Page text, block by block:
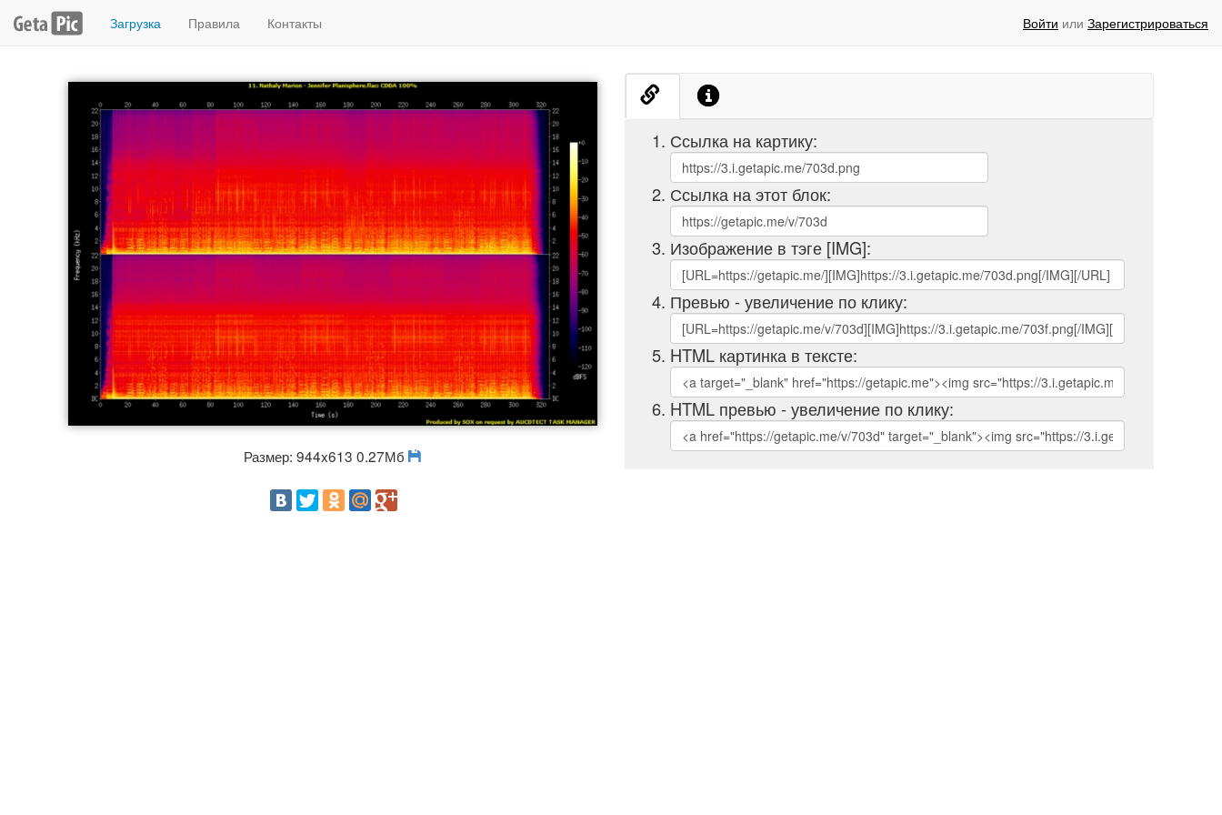
Загрузка Правила Контакты Войти или Зарегистрироваться
Размер: 944x613 0.27Мб
Ссылка на картику:
Ссылка на этот блок:
Изображение в тэге [IMG]:
Превью - увеличение по клику:
HTML картинка в тексте:
HTML превью - увеличение по клику: